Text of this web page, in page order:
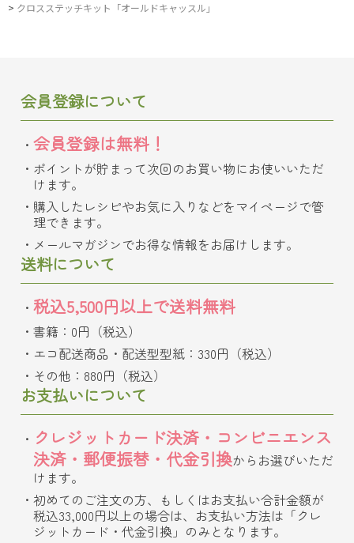
> クロスステッチキット「オールドキャッスル」
会員登録について
会員登録は無料！
ポイントが貯まって次回のお買い物にお使いいただ
けます。
購入したレシピやお気に入りなどをマイページで管
理できます。
メールマガジンでお得な情報をお届けします。
送料について
税込5,500円以上で送料無料
書籍：0円（税込）
エコ配送商品・配送型型紙：330円（税込）
その他：880円（税込）
お支払いについて
クレジットカード決済・コンビニエンス
決済・郵便振替・代金引換からお選びいただ
けます。
初めてのご注文の方、もしくはお支払い合計金額が
税込33,000円以上の場合は、お支払い方法は「クレ
ジットカード・代金引換」のみとなります。